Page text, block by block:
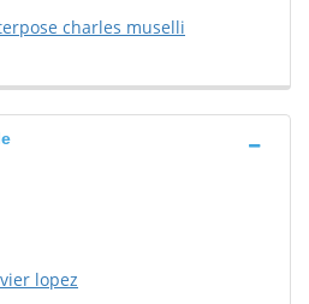
charles muselli
lopez